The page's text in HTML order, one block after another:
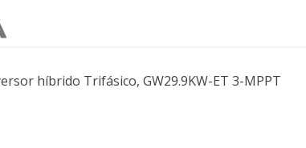
híbrido Trifásico, GW29.9KW-ET 3-MPPT